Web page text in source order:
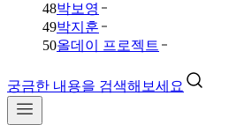
48박보영
49박지훈
50올데이 프로젝트
궁금한 내용을 검색해보세요